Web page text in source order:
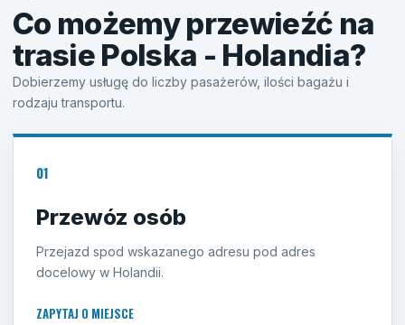
Co możemy przewieźć na
trasie Polska - Holandia?
Dobierzemy usługę do liczby pasażerów, ilości bagażu i
rodzaju transportu.
01
Przewóz osób
Przejazd spod wskazanego adresu pod adres
docelowy w Holandii.
ZAPYTAJ O MIEJSCE